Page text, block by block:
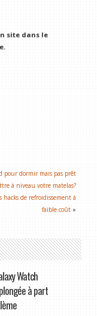
site dans le
pour dormir mais pas prêt
à niveau votre matelas?
hacks de refroidissement à
faible coût »
Watch
à part